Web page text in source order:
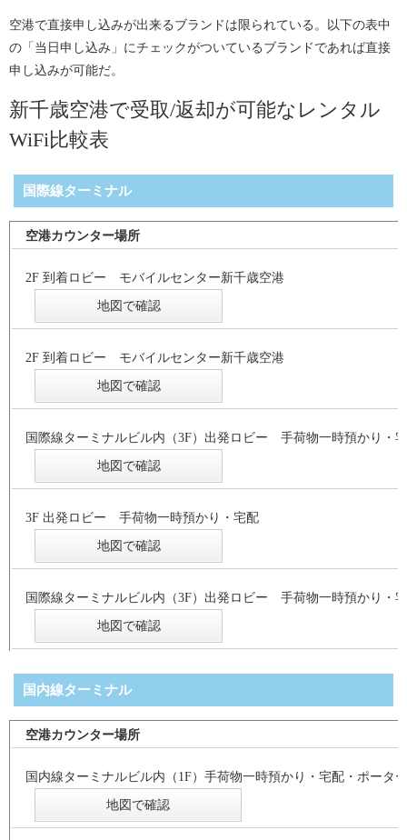
空港で直接申し込みが出来るブランドは限られている。以下の表中
の「当日申し込み」にチェックがついているブランドであれば直接
申し込みが可能だ。
新千歳空港で受取/返却が可能なレンタル
WiFi比較表
国際線ターミナル
空港カウンター場所
2F 到着ロビー モバイルセンター新千歳空港
地図で確認
2F 到着ロビー モバイルセンター新千歳空港
地図で確認
国際線ターミナルビル内（3F）出発ロビー 手荷物一時預かり・
地図で確認
3F 出発ロビー 手荷物一時預かり・宅配
地図で確認
国際線ターミナルビル内（3F）出発ロビー 手荷物一時預かり・
地図で確認
国内線ターミナル
空港カウンター場所
国内線ターミナルビル内（1F）手荷物一時預かり・宅配・ポータ
地図で確認